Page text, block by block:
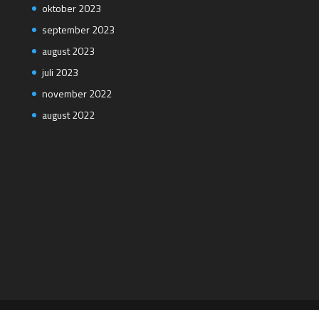
oktober 2023
september 2023
august 2023
juli 2023
november 2022
august 2022